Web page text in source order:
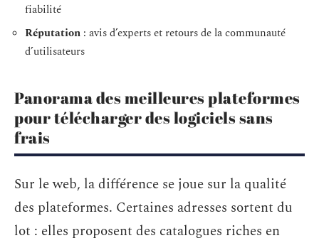
fiabilité
Réputation : avis d’experts et retours de la communauté
d’utilisateurs
Panorama des meilleures plateformes
pour télécharger des logiciels sans
frais
Sur le web, la différence se joue sur la qualité
des plateformes. Certaines adresses sortent du
lot : elles proposent des catalogues riches en